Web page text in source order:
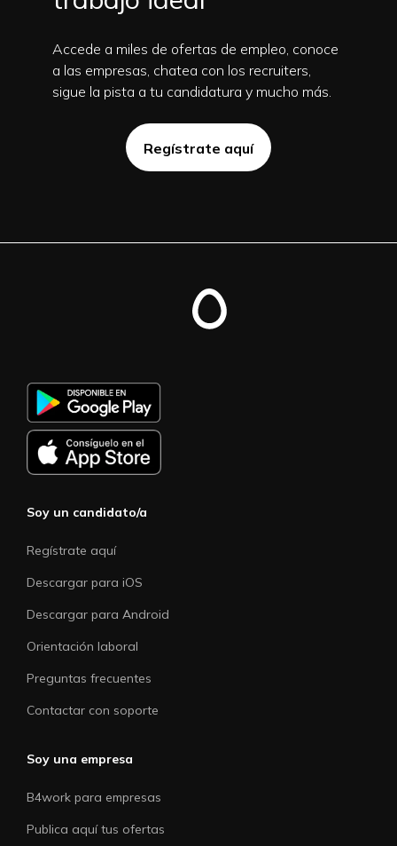
Accede a miles de ofertas de empleo, conoce
a las empresas, chatea con los recruiters,
sigue la pista a tu candidatura y mucho más.
Regístrate aquí
Soy un candidato/a
Regístrate aquí
Descargar para iOS
Descargar para Android
Orientación laboral
Preguntas frecuentes
Contactar con soporte
Soy una empresa
B4work para empresas
Publica aquí tus ofertas